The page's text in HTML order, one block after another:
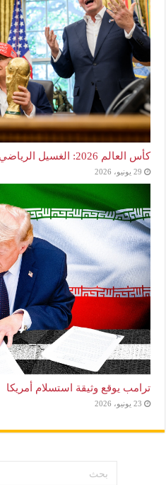
كأس العالم 2026: الغسيل الرياضي لجرائم الإمبريالية الغربية
29 يونيو، 2026
ترامب يوقع وثيقة استسلام أمريكا
23 يونيو، 2026